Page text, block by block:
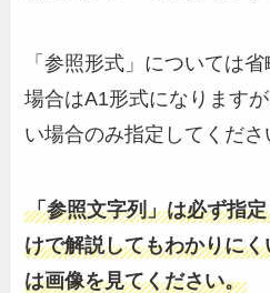
「参照形式」については
場合はA1形式になります
い場合のみ指定してくださ
「参照文字列」は必ず指
けで解説してもわかりに
は画像を見てください。